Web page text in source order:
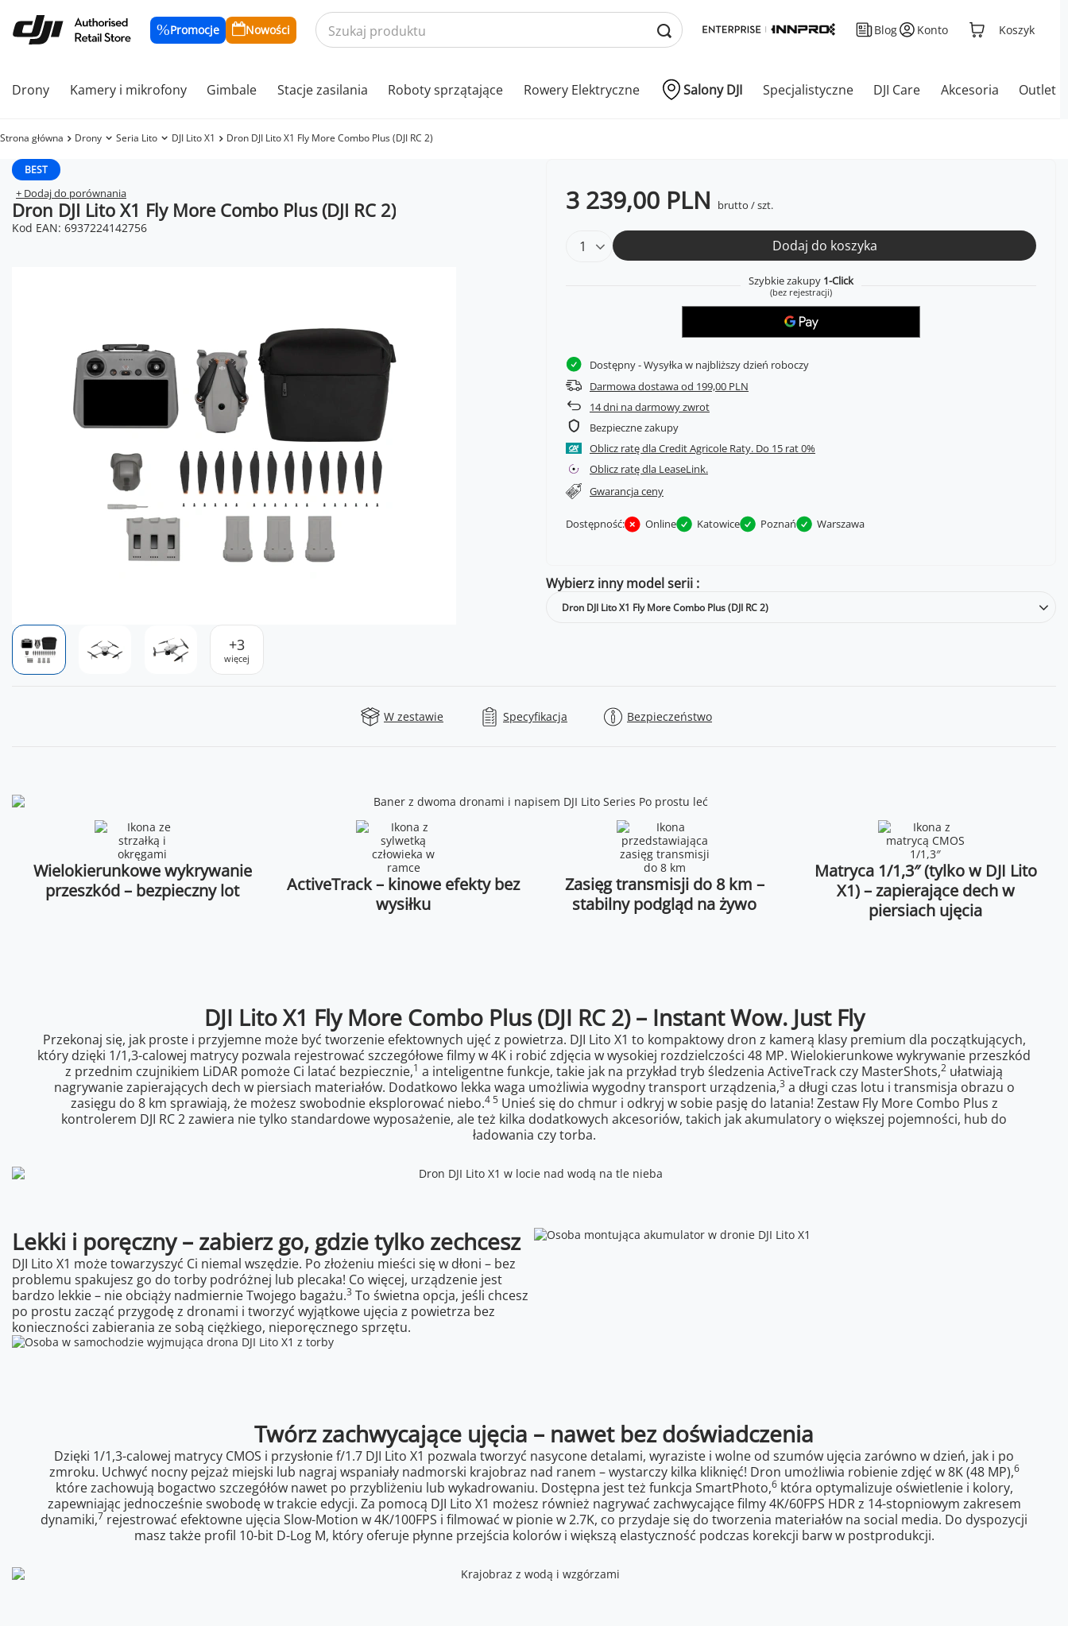
Promocje Nowości Blog Konto Koszyk
Drony Kamery i mikrofony Gimbale Stacje zasilania Roboty sprzątające Rowery Elektryczne Salony DJI Specjalistyczne DJI Care Akcesoria Outlet
Strona główna Drony Seria Lito DJI Lito X1 Dron DJI Lito X1 Fly More Combo Plus (DJI RC 2)
BEST
+ Dodaj do porównania
Dron DJI Lito X1 Fly More Combo Plus (DJI RC 2)
Kod EAN: 6937224142756
+3
więcej
Wybierz inny model serii
Dron DJI Lito X1 Fly More Combo Plus (DJI RC 2)
3 239,00 PLN brutto /szt.
Dodaj do koszyka
Szybkie zakupy 1-Click
(bez rejestracji)
Dostępny- Wysyłka w najbliższy dzień roboczy
Darmowa dostawa od 199,00 PLN
14dni na darmowy zwrot
Bezpieczne zakupy
Oblicz ratę dla Credit Agricole Raty.
Oblicz ratę dla LeaseLink.
Gwarancja ceny
Dostępność: Online Katowice Poznań Warszawa
W zestawie Specyfikacja Bezpieczeństwo
Wielokierunkowe wykrywanie
przeszkód – bezpieczny lot
ActiveTrack – kinowe efekty bez
wysiłku
Zasięg transmisji do 8 km –
stabilny podgląd na żywo
Matryca 1/1,3″ (tylko w DJI Lito
X1) – zapierające dech w
piersiach ujęcia
DJI Lito X1 Fly More Combo Plus (DJI RC 2) – Instant Wow. Just Fly
Przekonaj się, jak proste i przyjemne może być tworzenie efektownych ujęć z powietrza. DJI Lito X1 to kompaktowy dron z kamerą klasy premium dla początkujących,
który dzięki 1/1,3-calowej matrycy pozwala rejestrować szczegółowe filmy w 4K i robić zdjęcia w wysokiej rozdzielczości 48 MP. Wielokierunkowe wykrywanie przeszkód
z przednim czujnikiem LiDAR pomoże Ci latać bezpiecznie,1 a inteligentne funkcje, takie jak na przykład tryb śledzenia ActiveTrack czy MasterShots,2 ułatwiają
nagrywanie zapierających dech w piersiach materiałów. Dodatkowo lekka waga umożliwia wygodny transport urządzenia,3a długi czas lotu i transmisja obrazu o
zasięgu do 8 km sprawiają, że możesz swobodnie eksplorować niebo.4 5Unieś się do chmur i odkryj w sobie pasję do latania! Zestaw Fly More Combo Plus z
kontrolerem DJI RC 2 zawiera nie tylko standardowe wyposażenie, ale też kilka dodatkowych akcesoriów, takich jak akumulatory o większej pojemności, hub do
ładowania czy torba.
Lekki i poręczny – zabierz go, gdzie tylko zechcesz
DJI Lito X1 może towarzyszyć Ci niemal wszędzie. Po złożeniu mieści się w dłoni – bez
problemu spakujesz go do torby podróżnej lub plecaka! Co więcej, urządzenie jest
bardzo lekkie – nie obciąży nadmiernie Twojego bagażu.3 To świetna opcja, jeśli chcesz
po prostu zacząć przygodę z dronami i tworzyć wyjątkowe ujęcia z powietrza bez
konieczności zabierania ze sobą ciężkiego, nieporęcznego sprzętu.
Twórz zachwycające ujęcia – nawet bez doświadczenia
Dzięki 1/1,3-calowej matrycy CMOS i przysłonie f/1.7 DJI Lito X1 pozwala tworzyć nasycone detalami, wyraziste i wolne od szumów ujęcia zarówno w dzień, jak i po
zmroku. Uchwyć nocny pejzaż miejski lub nagraj wspaniały nadmorski krajobraz nad ranem – wystarczy kilka kliknięć! Dron umożliwia robienie zdjęć w 8K (48 MP),6
które zachowują bogactwo szczegółów nawet po przybliżeniu lub wykadrowaniu. Dostępna jest też funkcja SmartPhoto,6która optymalizuje oświetlenie i kolory,
zapewniając jednocześnie swobodę w trakcie edycji. Za pomocą DJI Lito X1 możesz również nagrywać zachwycające filmy 4K/60FPS HDR z 14-stopniowym zakresem
dynamiki,7 rejestrować efektowne ujęcia Slow-Motion w 4K/100FPS i filmować w pionie w 2.7K, co przydaje się do tworzenia materiałów na social media. Do dyspozycji
masz także profil 10-bit D-Log M, który oferuje płynne przejścia kolorów i większą elastyczność podczas korekcji barw w postprodukcji.